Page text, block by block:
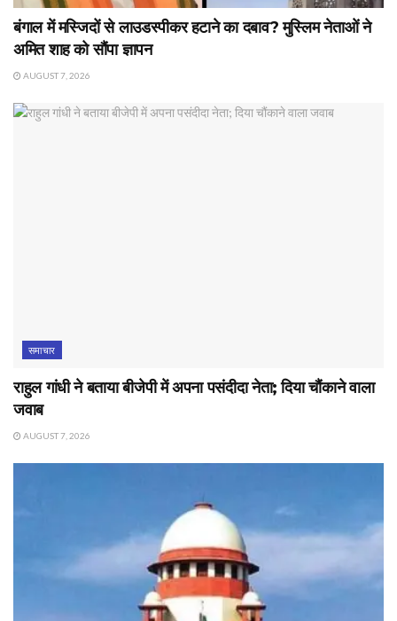
बंगाल में मस्जिदों से लाउडस्पीकर हटाने का दबाव? मुस्लिम नेताओं ने
अमित शाह को सौंपा ज्ञापन
AUGUST 7, 2026
समाचार
राहुल गांधी ने बताया बीजेपी में अपना पसंदीदा नेता; दिया चौंकाने वाला
जवाब
AUGUST 7, 2026